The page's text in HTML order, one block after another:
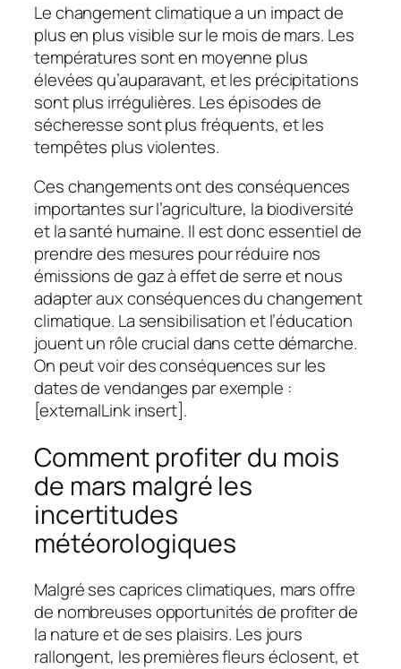
Le changement climatique a un impact de
plus en plus visible sur le mois de mars. Les
températures sont en moyenne plus
élevées qu’auparavant, et les précipitations
sont plus irrégulières. Les épisodes de
sécheresse sont plus fréquents, et les
tempêtes plus violentes.
Ces changements ont des conséquences
importantes sur l’agriculture, la biodiversité
et la santé humaine. Il est donc essentiel de
prendre des mesures pour réduire nos
émissions de gaz à effet de serre et nous
adapter aux conséquences du changement
climatique. La sensibilisation et l’éducation
jouent un rôle crucial dans cette démarche.
On peut voir des conséquences sur les
dates de vendanges par exemple :
[externalLink insert].
Comment profiter du mois
de mars malgré les
incertitudes
météorologiques
Malgré ses caprices climatiques, mars offre
de nombreuses opportunités de profiter de
la nature et de ses plaisirs. Les jours
rallongent, les premières fleurs éclosent, et